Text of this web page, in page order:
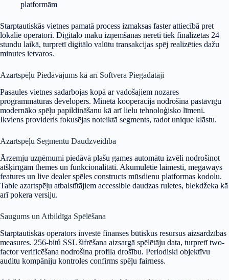
platformām
Starptautiskās vietnes pamatā process izmaksas faster attiecībā pret
lokālie operatori. Digitālo maku izņemšanas nereti tiek finalizētas 24
stundu laikā, turpretī digitālo valūtu transakcijas spēj realizēties dažu
minutes ietvaros.
Azartspēļu Piedāvājums kā arī Softvera Piegādātāji
Pasaules vietnes sadarbojas kopā ar vadošajiem nozares
programmatūras developers. Minētā kooperācija nodrošina pastāvīgu
modernāko spēļu papildināšanu kā arī lielu tehnoloģisko līmeni.
Ikviens provideris fokusējas noteiktā segments, radot unique klāstu.
Azartspēļu Segmentu Daudzveidība
Ārzemju uzņēmumi piedāvā plašu games automātu izvēli nodrošinot
atšķirīgām themes un funkcionalitāti. Akumulētie laimesti, megaways
features un live dealer spēles constructs mūsdienu platformas kodolu.
Table azartspēļu atbalstītājiem accessible daudzas ruletes, blekdžeka kā
arī pokera versiju.
Saugums un Atbildīga Spēlēšana
Starptautiskās operators investē finanses būtiskus resursus aizsardzības
measures. 256-bitů SSL šifrēšana aizsargā spēlētāju data, turpretī two-
factor verificēšana nodrošina profila drošību. Periodiski objektīvu
auditu kompāniju kontroles confirms spēļu fairness.